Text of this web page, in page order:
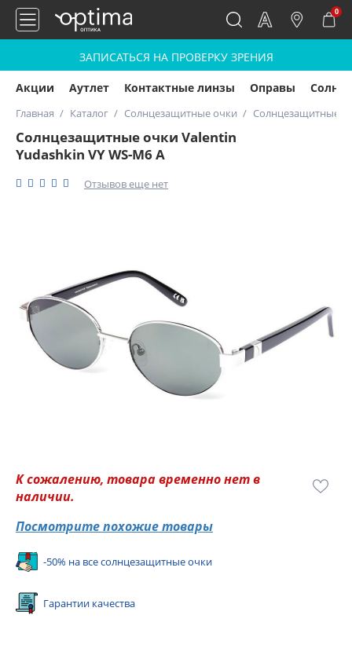
0
ЗАПИСАТЬСЯ НА ПРОВЕРКУ ЗРЕНИЯ
Акции Аутлет Контактные линзы Оправы
Главная Каталог Солнцезащитные очки Солнцезащитные
Солнцезащитные очки Valentin
Yudashkin VY WS-M6 A
Отзывов еще нет
К сожалению, товара временно нет в
наличии.
Посмотрите похожие товары
-50% на все солнцезащитные очки
Гарантии качества